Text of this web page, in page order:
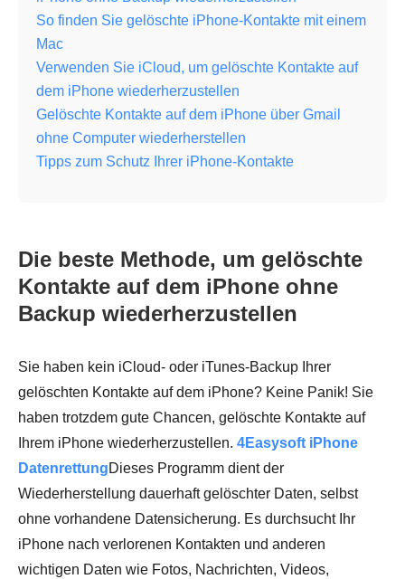
So finden Sie gelöschte iPhone-Kontakte mit einem
Mac
Verwenden Sie iCloud, um gelöschte Kontakte auf
dem iPhone wiederherzustellen
Gelöschte Kontakte auf dem iPhone über Gmail
ohne Computer wiederherstellen
Tipps zum Schutz Ihrer iPhone-Kontakte
Die beste Methode, um gelöschte
Kontakte auf dem iPhone ohne
Backup wiederherzustellen
Sie haben kein iCloud- oder iTunes-Backup Ihrer
gelöschten Kontakte auf dem iPhone? Keine Panik! Sie
haben trotzdem gute Chancen, gelöschte Kontakte auf
Ihrem iPhone wiederherzustellen. 4Easysoft iPhone
DatenrettungDieses Programm dient der
Wiederherstellung dauerhaft gelöschter Daten, selbst
ohne vorhandene Datensicherung. Es durchsucht Ihr
iPhone nach verlorenen Kontakten und anderen
wichtigen Daten wie Fotos, Nachrichten, Videos,